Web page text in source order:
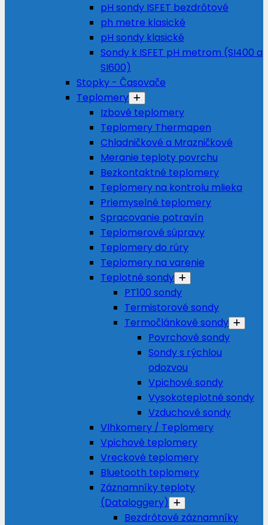
pH sondy ISFET bezdrôtové
ph metre klasické
pH sondy klasické
Sondy k ISFET pH metrom (SI400 a
SI600)
Stopky - Časovače
Teplomery
Izbové teplomery
Teplomery Thermapen
Chladničkové a Mrazničkové
Meranie teploty povrchu
Bezkontaktné teplomery
Teplomery na kontrolu mlieka
Priemyselné teplomery
Spracovanie potravín
Teplomerové súpravy
Teplomery do rúry
Teplomery na varenie
Teplotné sondy
PT100 sondy
Termistorové sondy
Termočlánkové sondy
Povrchové sondy
Sondy s rýchlou
odozvou
Vpichové sondy
Vysokoteplotné sondy
Vzduchové sondy
Vlhkomery / Teplomery
Vpichové teplomery
Vreckové teplomery
Bluetooth teplomery
Záznamníky teploty
(Dataloggery)
Bezdrôtové záznamníky